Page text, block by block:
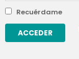
Recuérdame